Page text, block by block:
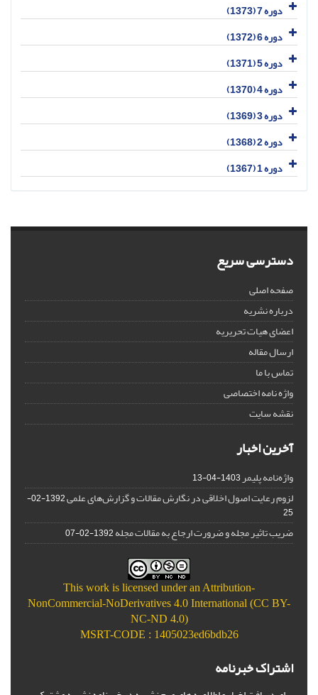
دوره 7 (1373)
دوره 6 (1372)
دوره 5 (1371)
دوره 4 (1370)
دوره 3 (1369)
دوره 2 (1368)
دوره 1 (1367)
دسترسی سریع
صفحه اصلی
درباره نشریه
اعضای هیات تحریریه
ارسال مقاله
تماس با ما
واژه نامه اختصاصی
نقشه سایت
آخرین اخبار
واژه‌نامه پلیمر1403-04-13
لزوم رعایت اصول اخلاقی در نگارش مقالات و گزارش‌‌های علمی
1392-02-
25
ضریب تاثیر مجله و ضرورت ارجاع به مقالات مجله1392-02-07
This work is licensed under an Attribution-
NonCommercial-NoDerivatives 4.0 International (CC BY-
NC-ND 4.0)
MSRT-CODE : 1405023ed6bdb26
اشتراک خبرنامه